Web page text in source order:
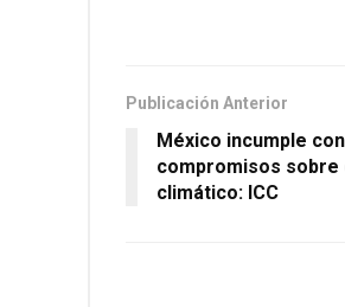
Publicación Anterior
México incumple
compromisos sobre
climático: ICC